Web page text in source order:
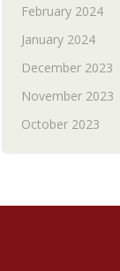
February 2024
January 2024
December 2023
November 2023
October 2023